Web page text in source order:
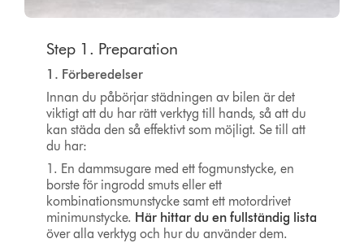
Step 1. Preparation
1. Förberedelser
Innan du påbörjar städningen av bilen är det
viktigt att du har rätt verktyg till hands, så att du
kan städa den så effektivt som möjligt. Se till att
du har:
1. En dammsugare med ett fogmunstycke, en
borste för ingrodd smuts eller ett
kombinationsmunstycke samt ett motordrivet
minimunstycke. Här hittar du en fullständig lista
över alla verktyg och hur du använder dem.